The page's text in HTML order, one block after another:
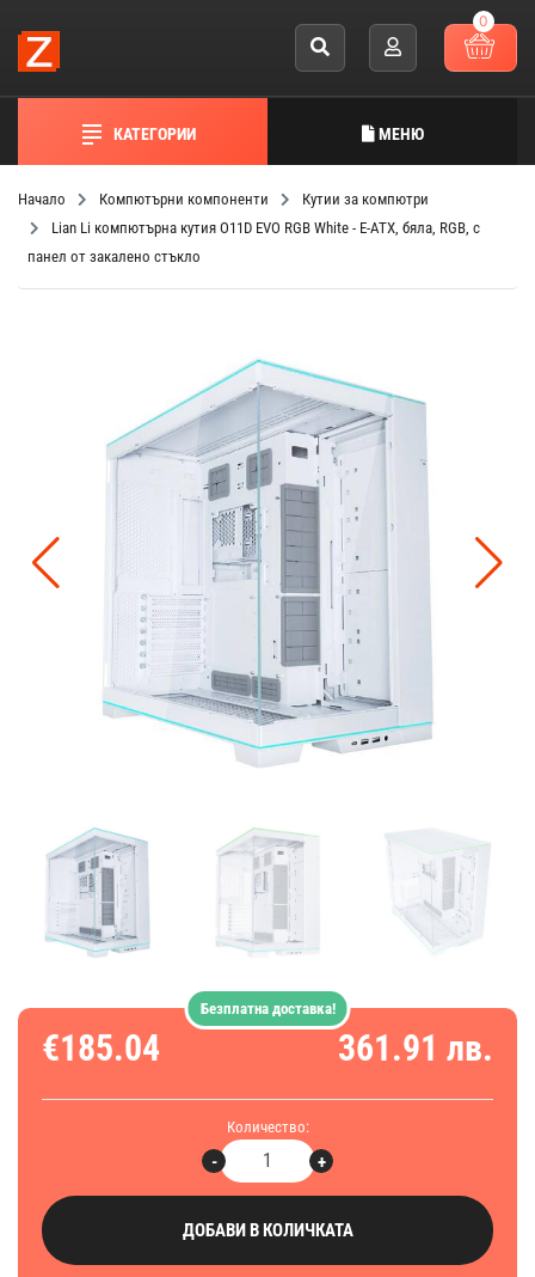
0
КАТЕГОРИИ МЕНЮ
Начало Компютърни компоненти
Кутии за компютри
Lian Li компютърна кутия O11D EVO RGB White - E-ATX, бяла, RGB, с
панел от закалено стъкло
€185.04 361.91 лв.
Количество:
+
-
ДОБАВИ В КОЛИЧКАТА
Безплатна доставка!